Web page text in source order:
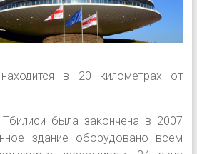
в 20 километрах от
была закончена в 2007
здание оборудовано всем